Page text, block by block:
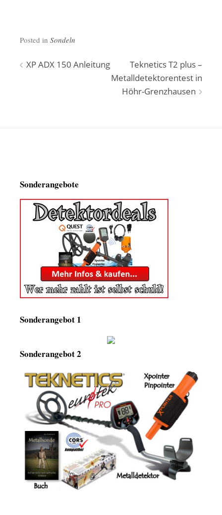
Posted in Sondeln
Beitragsnavigation
XP ADX 150 Anleitung
Teknetics T2 plus –
Metalldetektorentest in
Höhr-Grenzhausen
Sonderangebote
Sonderangebot 1
Sonderangebot 2